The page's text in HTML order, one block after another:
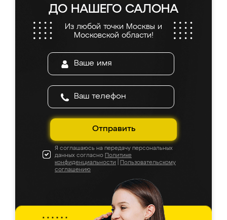
ДО НАШЕГО САЛОНА
Из любой точки Москвы и
Московской области!
Отправить
Я соглашаюсь на передачу персональных
данных согласно Политике
конфиденциальности
Пользовательскому
соглашению